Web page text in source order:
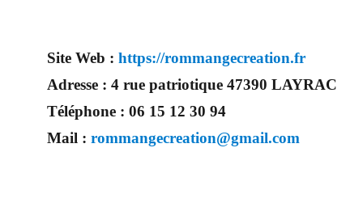
Site Web : https://rommangecreation.fr
Adresse : 4 rue patriotique 47390 LAYRAC
Téléphone : 06 15 12 30 94
Mail : rommangecreation@gmail.com